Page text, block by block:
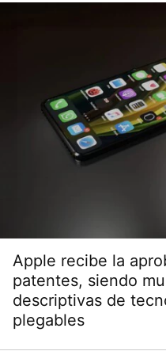
Apple recibe la
patentes, siendo
descriptivas de
plegables